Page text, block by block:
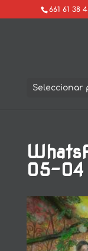
661 61 38
Seleccionar
05-04